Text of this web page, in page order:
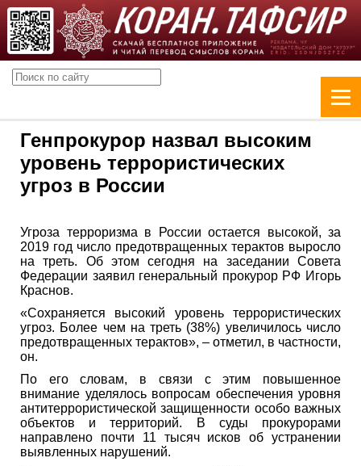
Генпрокурор назвал высоким
уровень террористических
угроз в России
Угроза терроризма в России остается высокой, за
2019 год число предотвращенных терактов выросло
на треть. Об этом сегодня на заседании Совета
Федерации заявил генеральный прокурор РФ Игорь
Краснов.
«Сохраняется высокий уровень террористических
угроз. Более чем на треть (38%) увеличилось число
предотвращенных терактов», – отметил, в частности,
он.
По его словам, в связи с этим повышенное
внимание уделялось вопросам обеспечения уровня
антитеррористической защищенности особо важных
объектов и территорий. В суды прокурорами
направлено почти 11 тысяч исков об устранении
выявленных нарушений.